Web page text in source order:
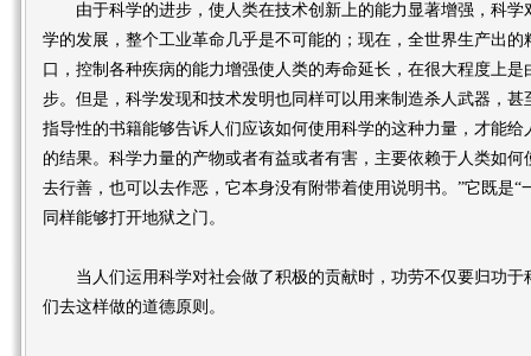
由于科学的进步，使人类在技术创新上的能力显著增强，科学
学的发展，整个工业革命几乎是不可能的；现在，全世界生产出
口，控制各种疾病的能力增强使人类的寿命延长，在很大程度上
步。但是，科学发现和技术发明也同样可以用来制造杀人武器，甚
指导性的书籍能够告诉人们应该如何使用科学的这种力量，才能
的结果。科学力量的产物或者有益或者有害，主要依赖于人类如何
去行善，也可以去作恶，它本身没有附带着使用说明书。”它既是
同样能够打开地狱之门。
当人们运用科学对社会做了积极的贡献时，功劳不仅要归功于
们去这样做的道德原则。